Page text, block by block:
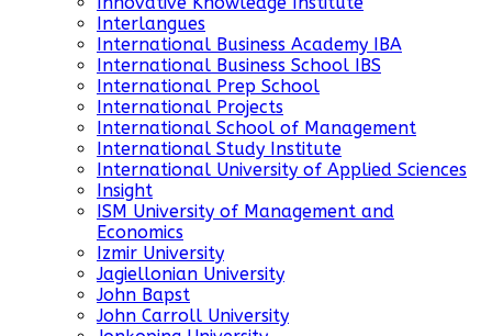
Interlangues
International Business Academy IBA
International Business School IBS
International Prep School
International Projects
International School of Management
International Study Institute
International University of Applied Sciences
Insight
ISM University of Management and
Economics
Izmir University
Jagiellonian University
John Bapst
John Carroll University